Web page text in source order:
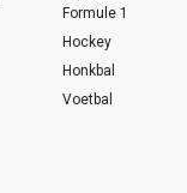
Formule 1
Hockey
Honkbal
Voetbal